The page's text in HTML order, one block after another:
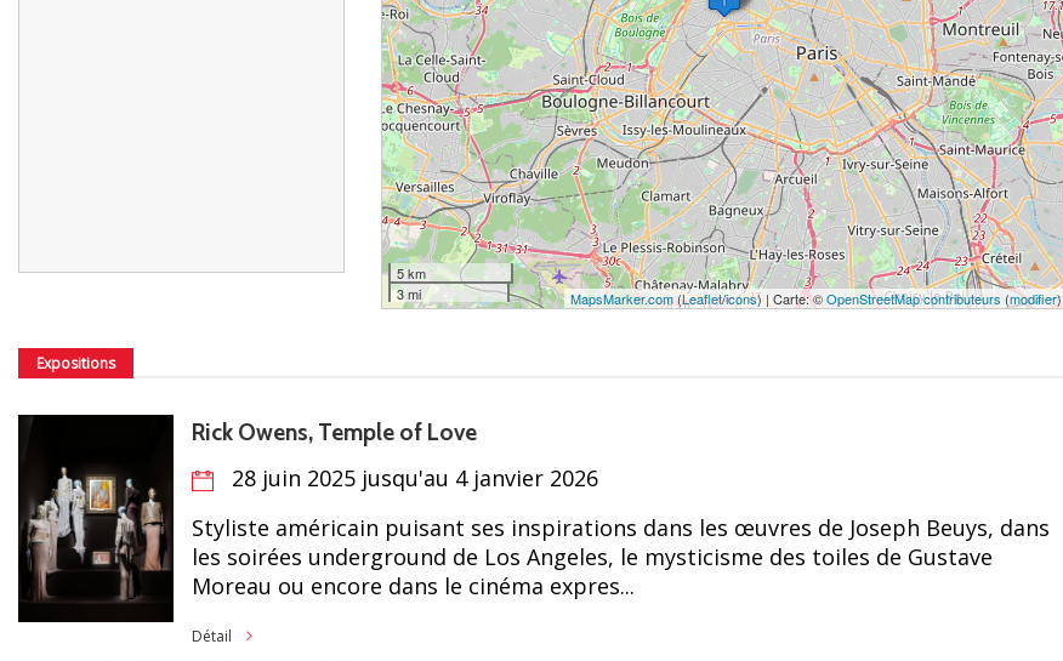
5 km
3 mi
MapsMarker.com(Leaflet/icons) | Carte: ©OpenStreetMap contributeurs (modifier)
Expositions
Rick Owens, Temple of Love
28 juin 2025 jusqu'au 4 janvier 2026
Styliste américain puisant ses inspirations dans les œuvres de Joseph Beuys, dans
les soirées underground de Los Angeles, le mysticisme des toiles de Gustave
Moreau ou encore dans le cinéma expres...
Détail